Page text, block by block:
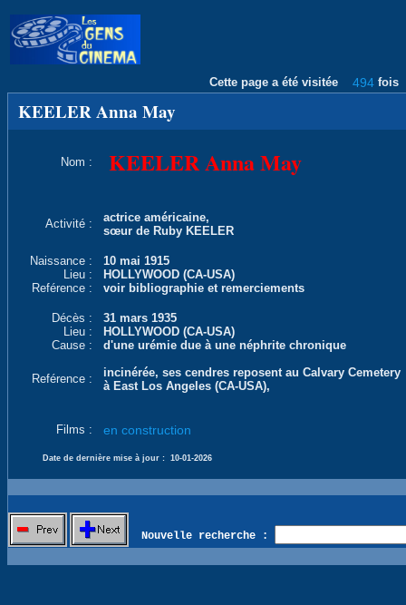
Cette page a été visitée 494 fois
KEELER Anna May
Nom : KEELER Anna May
Activité :
actrice américaine,
sœur de Ruby KEELER
Naissance :
10 mai 1915
Lieu :
HOLLYWOOD (CA-USA)
Reférence :
voir bibliographie et remerciements
Décès :
31 mars 1935
Lieu :
HOLLYWOOD (CA-USA)
Cause :
d'une urémie due à une néphrite chronique
Reférence :
incinérée, ses cendres reposent au Calvary Cemetery
à East Los Angeles (CA-USA),
Films : en construction
Date de dernière mise à jour : 10-01-2026
Nouvelle recherche :